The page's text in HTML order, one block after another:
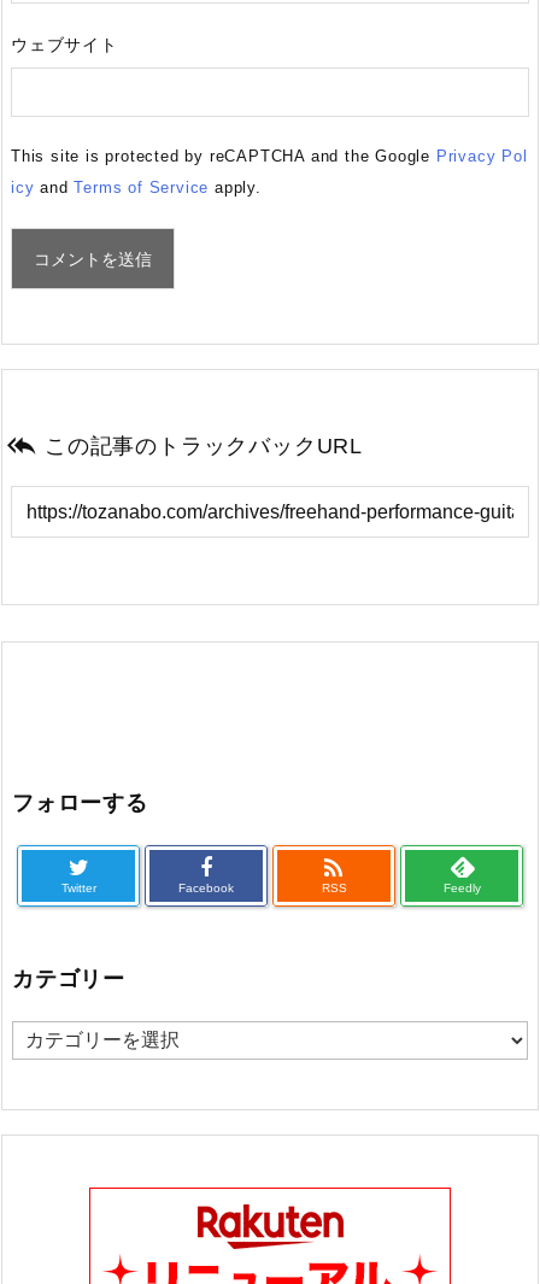
ウェブサイト
This site is protected by reCAPTCHA and the Google Privacy Pol
icy andTerms of Service apply.
 この記事のトラックバックURL
フォローする
Twitter Facebook

RSS Feedly
カテゴリー
カ
ゴ